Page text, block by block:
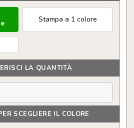
Stampa a 1 colore
LA QUANTITÀ
SCEGLIERE IL COLORE